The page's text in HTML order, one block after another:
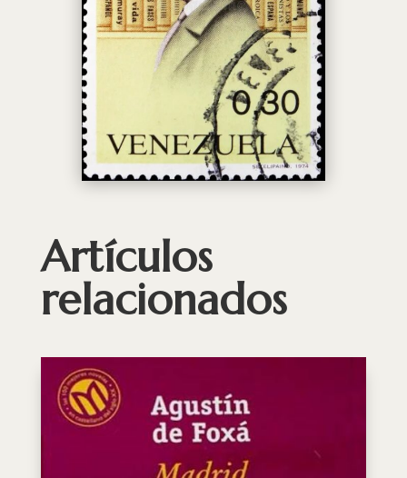
Artículos
relacionados